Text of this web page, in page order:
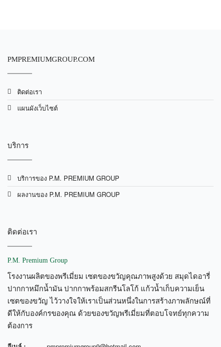
PMPREMIUMGROUP.COM
ติดต่อเรา
แผนผังเว็บไซต์
บริการ
บริการของ P.M. PREMIUM GROUP
ผลงานของ P.M. PREMIUM GROUP
ติดต่อเรา
P.M. Premium Group
โรงงานผลิตของพรีเมี่ยม เซตของขวัญคุณภาพสูงด้วย สมุดไดอารี่
ปากกาหมึกน้ำมัน ปากกาพร้อมสกรีนโลโก้ แก้วน้ำเก็บความเย็น
เซตของขวัญ ไว้วางใจให้เราเป็นส่วนหนึ่งในการสร้างภาพลักษณ์ที่
ดีให้กับองค์กรของคุณ ด้วยของขวัญพรีเมี่ยมที่ตอบโจทย์ทุกความ
ต้องการ